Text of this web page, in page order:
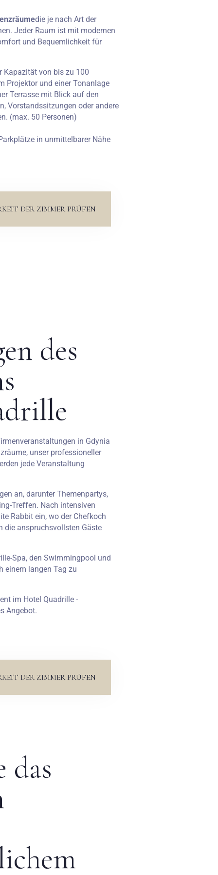
die je nach Art der
Jeder Raum ist mit modernen
und Bequemlichkeit für
Kapazität von bis zu 100
Projektor und einer Tonanlage
Terrasse mit Blick auf den
Vorstandssitzungen oder andere
(max. 50 Personen)
in unmittelbarer Nähe
DER ZIMMER PRÜFEN
des
in Gdynia
unser professioneller
jede Veranstaltung
an, darunter Themenpartys,
Treffen. Nach intensiven
Rabbit ein, wo der Chefkoch
die anspruchsvollsten Gäste
Spa, den Swimmingpool und
einem langen Tag zu
im Hotel Quadrille -
Angebot.
DER ZIMMER PRÜFEN
das